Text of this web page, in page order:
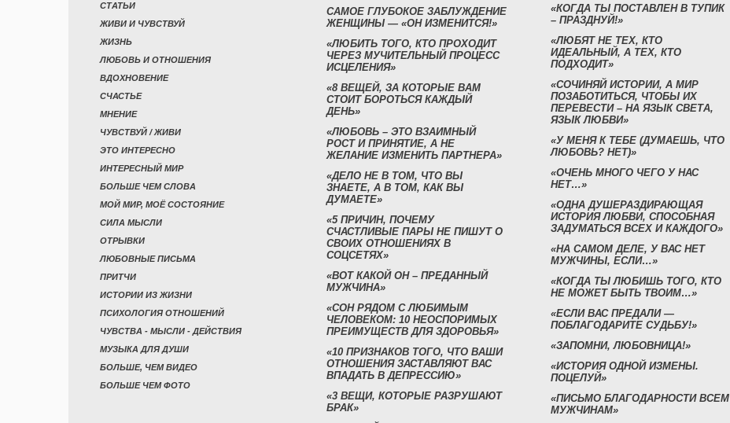
СТАТЬИ
ЖИВИ И ЧУВСТВУЙ
ЖИЗНЬ
ЛЮБОВЬ И ОТНОШЕНИЯ
ВДОХНОВЕНИЕ
СЧАСТЬЕ
МНЕНИЕ
ЧУВСТВУЙ / ЖИВИ
ЭТО ИНТЕРЕСНО
ИНТЕРЕСНЫЙ МИР
БОЛЬШЕ ЧЕМ СЛОВА
МОЙ МИР, МОЁ СОСТОЯНИЕ
СИЛА МЫСЛИ
ОТРЫВКИ
ЛЮБОВНЫЕ ПИСЬМА
ПРИТЧИ
ИСТОРИИ ИЗ ЖИЗНИ
ПСИХОЛОГИЯ ОТНОШЕНИЙ
ЧУВСТВА - МЫСЛИ - ДЕЙСТВИЯ
МУЗЫКА ДЛЯ ДУШИ
БОЛЬШЕ, ЧЕМ ВИДЕО
БОЛЬШЕ ЧЕМ ФОТО
САМОЕ ГЛУБОКОЕ ЗАБЛУЖДЕНИЕ
ЖЕНЩИНЫ — «ОН ИЗМЕНИТСЯ!»
«ЛЮБИТЬ ТОГО, КТО ПРОХОДИТ
ЧЕРЕЗ МУЧИТЕЛЬНЫЙ ПРОЦЕСС
ИСЦЕЛЕНИЯ»
«8 ВЕЩЕЙ, ЗА КОТОРЫЕ ВАМ
СТОИТ БОРОТЬСЯ КАЖДЫЙ
ДЕНЬ»
«ЛЮБОВЬ – ЭТО ВЗАИМНЫЙ
РОСТ И ПРИНЯТИЕ, А НЕ
ЖЕЛАНИЕ ИЗМЕНИТЬ ПАРТНЕРА»
«ДЕЛО НЕ В ТОМ, ЧТО ВЫ
ЗНАЕТЕ, А В ТОМ, КАК ВЫ
ДУМАЕТЕ»
«5 ПРИЧИН, ПОЧЕМУ
СЧАСТЛИВЫЕ ПАРЫ НЕ ПИШУТ О
СВОИХ ОТНОШЕНИЯХ В
СОЦСЕТЯХ»
«ВОТ КАКОЙ ОН – ПРЕДАННЫЙ
МУЖЧИНА»
«СОН РЯДОМ С ЛЮБИМЫМ
ЧЕЛОВЕКОМ: 10 НЕОСПОРИМЫХ
ПРЕИМУЩЕСТВ ДЛЯ ЗДОРОВЬЯ»
«10 ПРИЗНАКОВ ТОГО, ЧТО ВАШИ
ОТНОШЕНИЯ ЗАСТАВЛЯЮТ ВАС
ВПАДАТЬ В ДЕПРЕССИЮ»
«3 ВЕЩИ, КОТОРЫЕ РАЗРУШАЮТ
БРАК»
«КОГДА ТЫ ПОСТАВЛЕН В ТУПИК
– ПРАЗДНУЙ!»
«ЛЮБЯТ НЕ ТЕХ, КТО
ИДЕАЛЬНЫЙ, А ТЕХ, КТО
ПОДХОДИТ»
«СОЧИНЯЙ ИСТОРИИ, А МИР
ПОЗАБОТИТЬСЯ, ЧТОБЫ ИХ
ПЕРЕВЕСТИ – НА ЯЗЫК СВЕТА,
ЯЗЫК ЛЮБВИ»
«У МЕНЯ К ТЕБЕ (ДУМАЕШЬ, ЧТО
ЛЮБОВЬ? НЕТ)»
«ОЧЕНЬ МНОГО ЧЕГО У НАС
НЕТ…»
«ОДНА ДУШЕРАЗДИРАЮЩАЯ
ИСТОРИЯ ЛЮБВИ, СПОСОБНАЯ
ЗАДУМАТЬСЯ ВСЕХ И КАЖДОГО»
«НА САМОМ ДЕЛЕ, У ВАС НЕТ
МУЖЧИНЫ, ЕСЛИ…»
«КОГДА ТЫ ЛЮБИШЬ ТОГО, КТО
НЕ МОЖЕТ БЫТЬ ТВОИМ…»
«ЕСЛИ ВАС ПРЕДАЛИ —
ПОБЛАГОДАРИТЕ СУДЬБУ!»
«ЗАПОМНИ, ЛЮБОВНИЦА!»
«ИСТОРИЯ ОДНОЙ ИЗМЕНЫ.
ПОЦЕЛУЙ»
«ПИСЬМО БЛАГОДАРНОСТИ ВСЕМ
МУЖЧИНАМ»